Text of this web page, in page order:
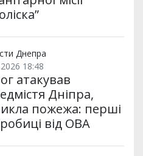
Днепра
18:48
атакував
Дніпра,
пожежа: перші
від ОВА